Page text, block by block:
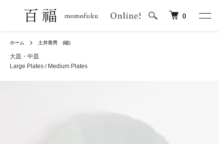
0
ホーム 土井善男 (磁)
大皿・中皿
Large Plates / Medium Plates